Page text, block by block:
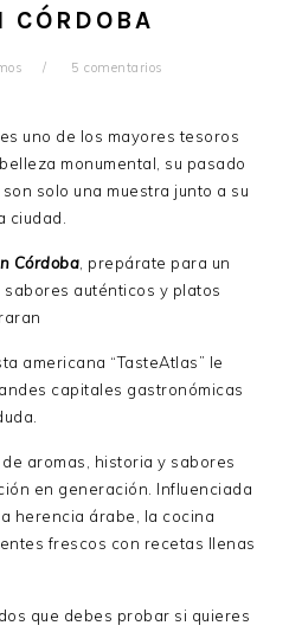
CÓRDOBA
5 comentarios
uno de los mayores tesoros
monumental, su pasado
solo una muestra junto a su
ciudad.
Córdoba , prepárate para un
auténticos y platos
americana “TasteAtlas” le
capitales gastronómicas
aromas, historia y sabores
en generación. Influenciada
herencia árabe, la cocina
frescos con recetas llenas
que debes probar si quieres